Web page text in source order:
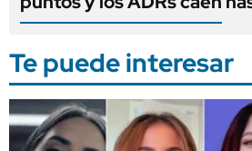
Te puede interesar